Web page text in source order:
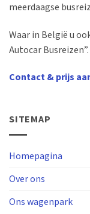
meerdaagse
Waar in België u
Autocar Busreizen”.
Contact & prijs
SITEMAP
Homepagina
Over ons
Ons wagenpark